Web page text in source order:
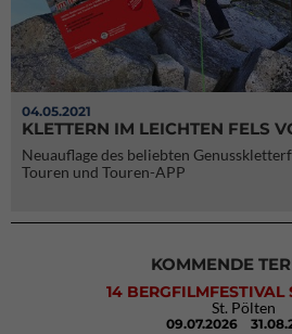
04.05.2021
KLETTERN IM LEICHTEN FELS
Neuauflage des beliebten
Touren und Touren-APP
KOMMENDE
14 BERGFILMFESTIVAL
St. Pölten
09.07.2026